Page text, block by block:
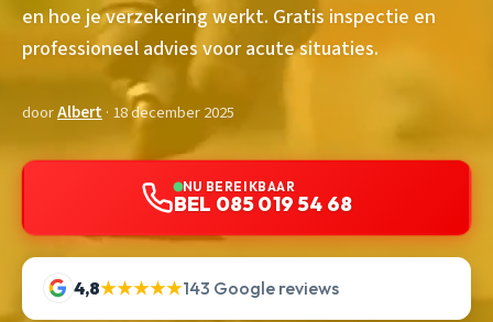
en hoe je verzekering werkt. Gratis inspectie en
professioneel advies voor acute situaties.
doorAlbert· 18 december 2025
NU BEREIKBAAR
BEL 085 019 54 68
4,8★★★★★143 Google reviews